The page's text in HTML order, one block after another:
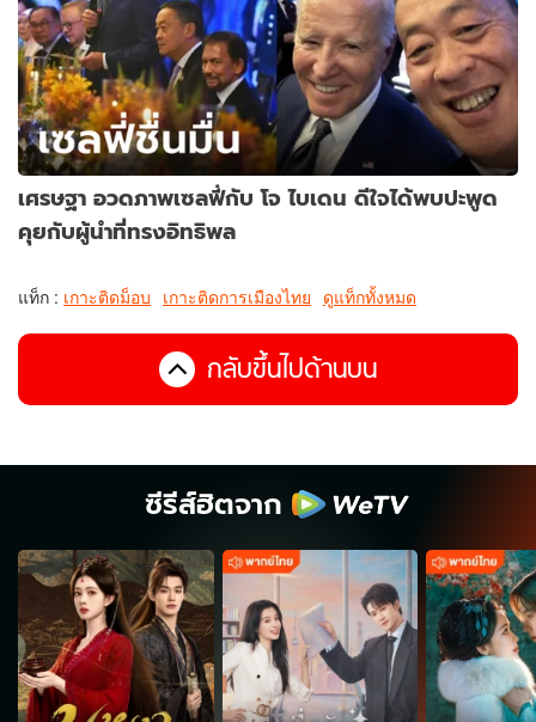
เศรษฐา อวดภาพเซลฟี่กับ โจ ไบเดน ดีใจได้พบปะพูด
คุยกับผู้นำที่ทรงอิทธิพล
แท็ก : เกาะติดม็อบ เกาะติดการเมืองไทย ดูแท็กทั้งหมด
กลับขึ้นไปด้านบน
ซีรีส์ฮิตจาก